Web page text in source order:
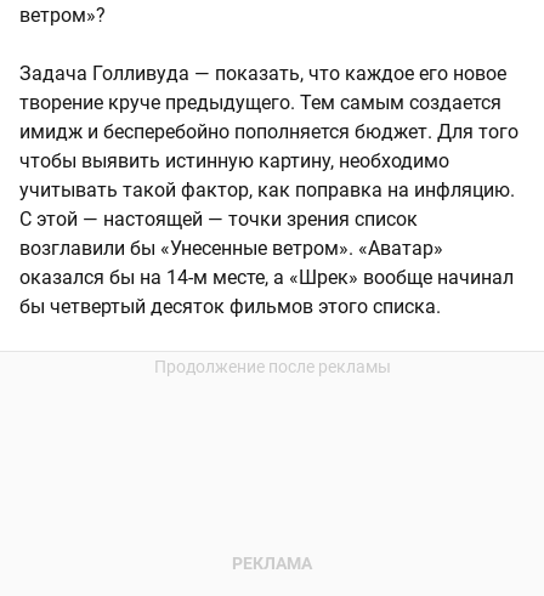
ветром»?
Задача Голливуда — показать, что каждое его новое
творение круче предыдущего. Тем самым создается
имидж и бесперебойно пополняется бюджет. Для того
чтобы выявить истинную картину, необходимо
учитывать такой фактор, как поправка на инфляцию.
С этой — настоящей — точки зрения список
возглавили бы «Унесенные ветром». «Аватар»
оказался бы на 14-м месте, а «Шрек» вообще начинал
бы четвертый десяток фильмов этого списка.